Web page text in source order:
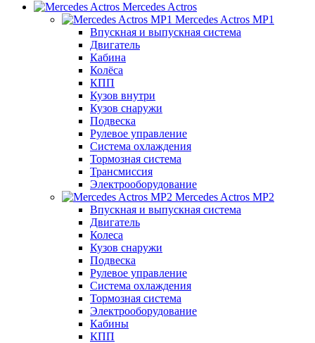
Mercedes Actros
Mercedes Actros MP1
Впускная и выпускная система
Двигатель
Кабина
Колёса
КПП
Кузов внутри
Кузов снаружи
Подвеска
Рулевое управление
Система охлаждения
Тормозная система
Трансмиссия
Электрооборудование
Mercedes Actros MP2
Впускная и выпускная система
Двигатель
Колеса
Кузов снаружи
Подвеска
Рулевое управление
Система охлаждения
Тормозная система
Электрооборудование
Кабины
КПП